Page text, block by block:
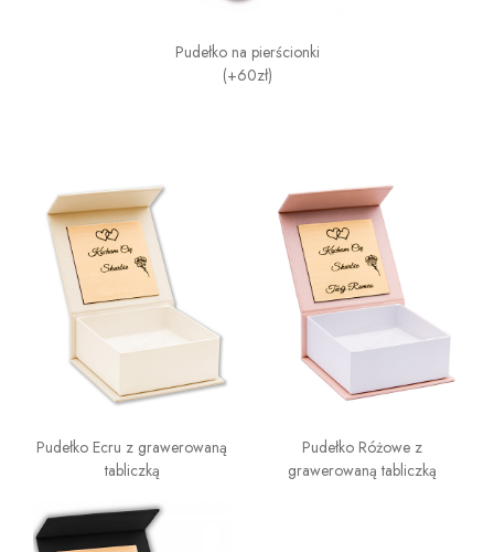
Pudełko na pierścionki
(+60zł)
Pudełko Ecru z grawerowaną
tabliczką
Pudełko Różowe z
grawerowaną tabliczką